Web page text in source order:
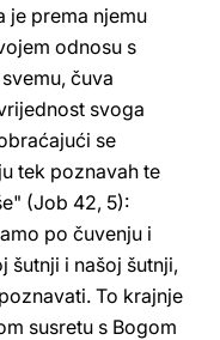
je prema njemu
odnosu s
čuva
svoga
se
tek poznavah te
(Job 42, 5):
po čuvenju i
šutnji i našoj šutnji,
To krajnje
susretu s Bogom